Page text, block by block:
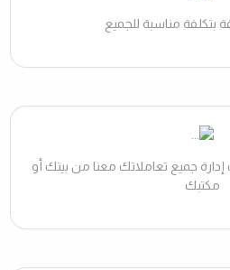
بتكلفة مناسبة للجميع
إدارة جميع تعاملاتك معنا من بيتك أو
مكتبك